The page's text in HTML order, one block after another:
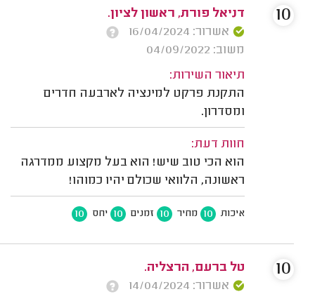
דניאל פורת, ראשון לציון.
אשרור: 16/04/2024
משוב: 04/09/2022
תיאור השירות:
התקנת פרקט למינציה לארבעה חדרים
ומסדרון.
חוות דעת:
הוא הכי טוב שיש! הוא בעל מקצוע ממדרגה
ראשונה, הלוואי שכולם יהיו כמוהו!
איכות 10 מחיר 10 זמנים 10 יחס 10
10
טל ברעם, הרצליה.
אשרור: 14/04/2024
10